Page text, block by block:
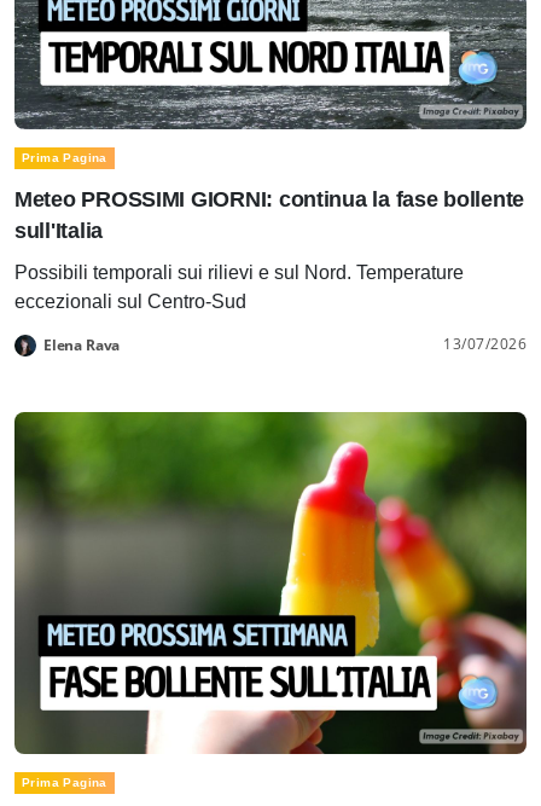
Prima Pagina
Meteo PROSSIMI GIORNI: continua la fase bollente
sull'Italia
Possibili temporali sui rilievi e sul Nord. Temperature
eccezionali sul Centro-Sud
Elena Rava 13/07/2026
Prima Pagina